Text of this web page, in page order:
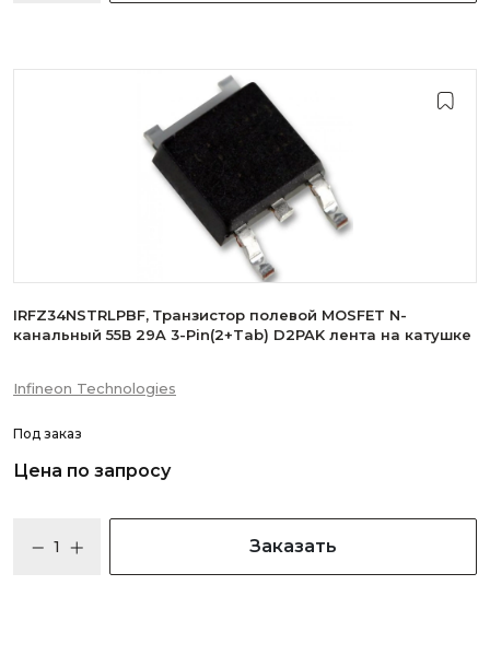
IRFZ34NSTRLPBF, Транзистор полевой MOSFET N-
канальный 55В 29A 3-Pin(2+Tab) D2PAK лента на катушке
Infineon Technologies
Под заказ
Цена по запросу
Заказать